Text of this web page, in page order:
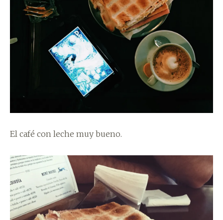
El café con leche muy bueno.